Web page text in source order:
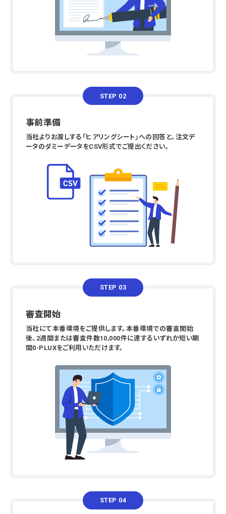
STEP 02
事前準備
当社よりお渡しする「ヒアリングシート」への回答と、注文デ
ータのダミーデータをCSV形式でご提出ください。
STEP 03
審査開始
当社にて本番環境をご提供します。本番環境での審査開始
後、2週間または審査件数10,000件に達するいずれか短い期
間0-PLUXをご利用いただけます。
STEP 04